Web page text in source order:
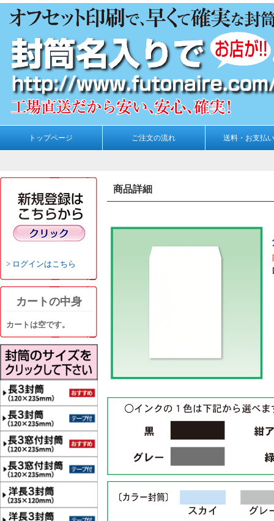
トップページ ご注文の流れ 送料・お支払
ログインはこちら
カートの中身
カートは空です。
商品詳細